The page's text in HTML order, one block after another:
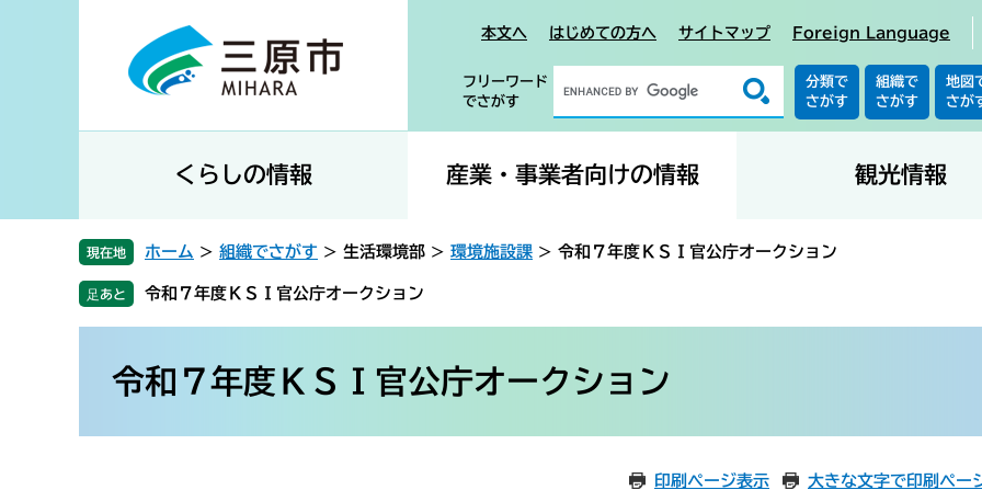
。
て
本文へ はじめての方へ サイトマップ Foreign Language
フリーワード
でさがす
分類で
さがす
組織で
さがす
地図
さが
くらしの情報 産業・事業者向けの情報 観光情報
現在地 ホーム > 組織でさがす > 生活環境部 > 環境施設課 > 令和７年度ＫＳＩ官公庁オークション
令和７年度ＫＳＩ官公庁オークション
令和７年度ＫＳＩ官公庁オークション
印刷ページ表示 大きな文字で印刷ペー